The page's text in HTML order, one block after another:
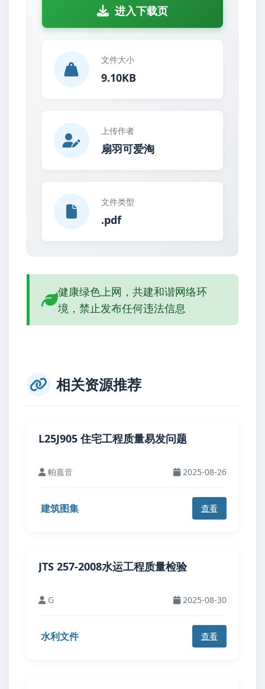
进入下载页
文件大小
9.10KB
上传作者
扇羽可爱淘
文件类型
.pdf
健康绿色上网，共建和谐网络环
境，禁止发布任何违法信息
相关资源推荐
L25J905 住宅工程质量易发问题
帕嘉音 2025-08-26
建筑图集 查看
JTS 257-2008水运工程质量检验
G 2025-08-30
水利文件 查看